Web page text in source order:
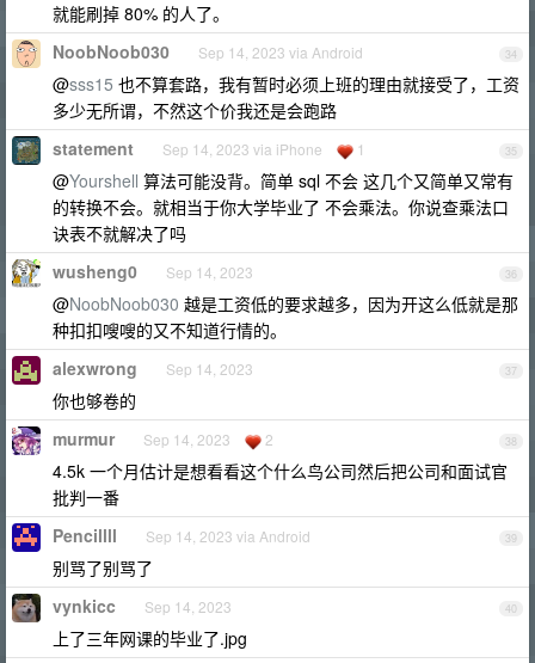
就能刷掉 80% 的人了。
34
NoobNoob030 Sep 14, 2023 via Android
@sss15 也不算套路，我有暂时必须上班的理由就接受了，工资
多少无所谓，不然这个价我还是会跑路
35
statement Sep 14, 2023 via iPhone 1
@Yourshell 算法可能没背。简单 sql 不会 这几个又简单又常有
的转换不会。就相当于你大学毕业了 不会乘法。你说查乘法口
诀表不就解决了吗
36
wusheng0 Sep 14, 2023
@NoobNoob030 越是工资低的要求越多，因为开这么低就是那
种扣扣嗖嗖的又不知道行情的。
37
alexwrong Sep 14, 2023
你也够卷的
38
murmur Sep 14, 2023 2
4.5k 一个月估计是想看看这个什么鸟公司然后把公司和面试官
批判一番
39
Pencillll Sep 14, 2023 via Android
别骂了别骂了
40
vynkicc Sep 14, 2023
上了三年网课的毕业了.jpg